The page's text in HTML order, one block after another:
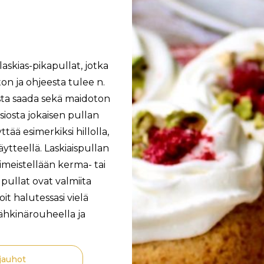
pikapullat, jotka
ja ohjeesta tulee n.
saada sekä maidoton
jokaisen pullan
esimerkiksi hillolla,
Laskiaispullan
kerma- tai
ovat valmiita
halutessasi vielä
ja